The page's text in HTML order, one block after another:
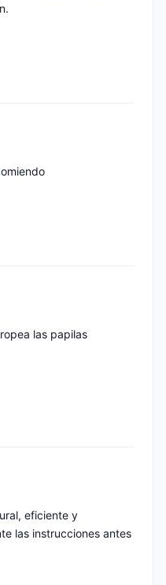
las papilas
eficiente y
las instrucciones antes